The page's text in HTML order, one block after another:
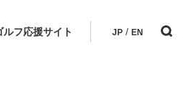
ルフ応援サイト JP / EN